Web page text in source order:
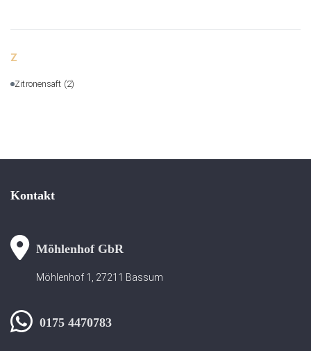
Z
Zitronensaft (2)
Kontakt
Möhlenhof GbR
Möhlenhof 1, 27211 Bassum
0175 4470783